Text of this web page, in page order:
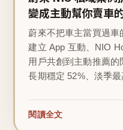
變成主動幫你賣車
蔚來不把車主當買過車
建立 App 互動、NIO
用戶共創到主動推薦
長期穩定 52%、淡季最
閱讀全文